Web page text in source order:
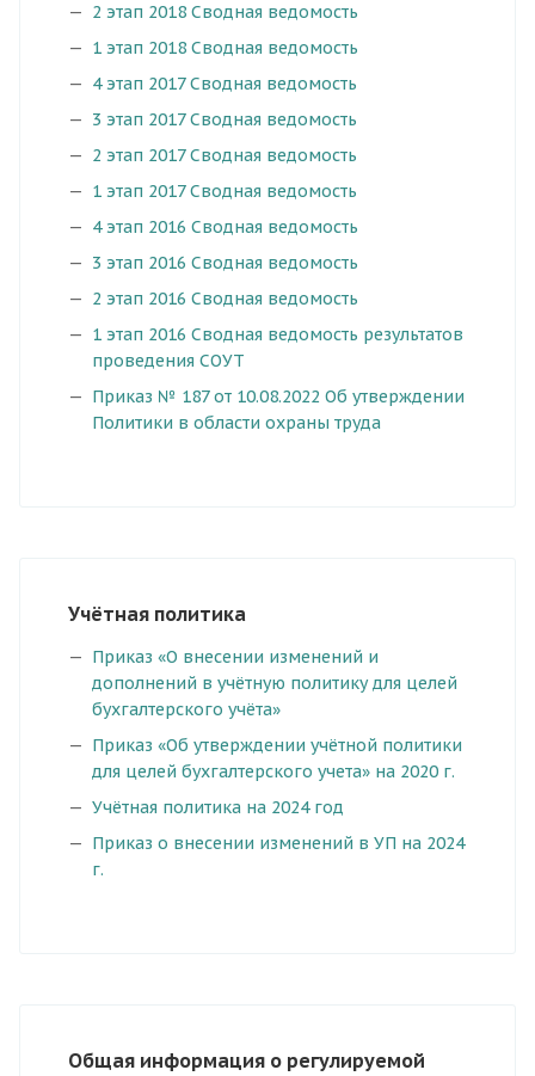
2 этап 2018 Сводная ведомость
1 этап 2018 Сводная ведомость
4 этап 2017 Сводная ведомость
3 этап 2017 Сводная ведомость
2 этап 2017 Сводная ведомость
1 этап 2017 Сводная ведомость
4 этап 2016 Сводная ведомость
3 этап 2016 Сводная ведомость
2 этап 2016 Сводная ведомость
1 этап 2016 Сводная ведомость результатов
проведения СОУТ
Приказ № 187 от 10.08.2022 Об утверждении
Политики в области охраны труда
Учётная политика
Приказ «О внесении изменений и
дополнений в учётную политику для целей
бухгалтерского учёта»
Приказ «Об утверждении учётной политики
для целей бухгалтерского учета» на 2020 г.
Учётная политика на 2024 год
Приказ о внесении изменений в УП на 2024
г.
Общая информация о регулируемой